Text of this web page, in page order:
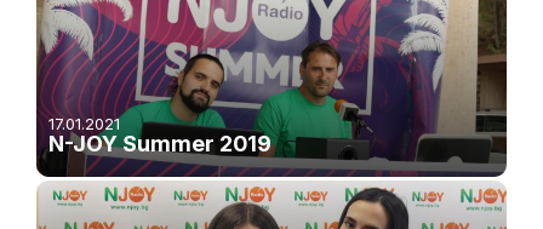
17.01.2021
N-JOY Summer 2019